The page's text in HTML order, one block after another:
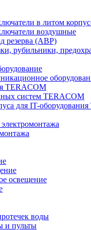
в литом
воздушные
резерва (АВР)
рубильники,
TERACOM
систем TERACOM
для IT-
освещение
воды
и пульты